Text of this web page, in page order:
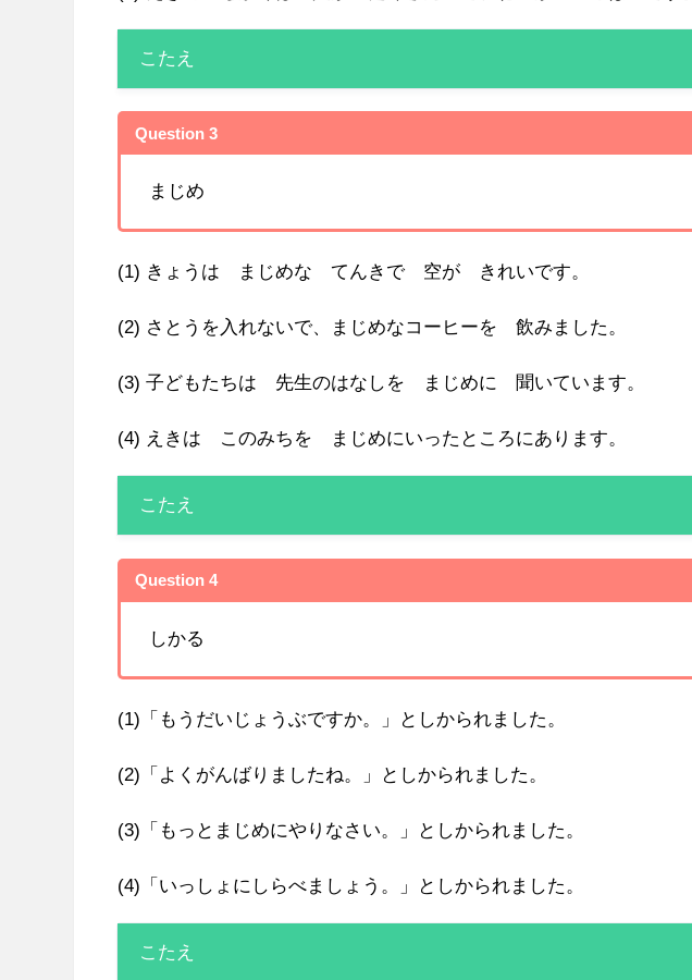
こたえ
Question 3
まじめ
(1) きょうは まじめな てんきで 空が きれいです。
(2) さとうを入れないで、まじめなコーヒーを 飲みました。
(3) 子どもたちは 先生のはなしを まじめに 聞いています。
(4) えきは このみちを まじめにいったところにあります。
こたえ
Question 4
しかる
(1)「もうだいじょうぶですか。」としかられました。
(2)「よくがんばりましたね。」としかられました。
(3)「もっとまじめにやりなさい。」としかられました。
(4)「いっしょにしらべましょう。」としかられました。
こたえ